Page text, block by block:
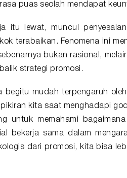
puas seolah mendapat
itu lewat, muncul
terabaikan. Fenomena ini
bukan rasional,
strategi promosi.
begitu mudah terpengaruh
kita saat menghadapi
untuk memahami
bekerja sama dalam
dari promosi, kita bisa